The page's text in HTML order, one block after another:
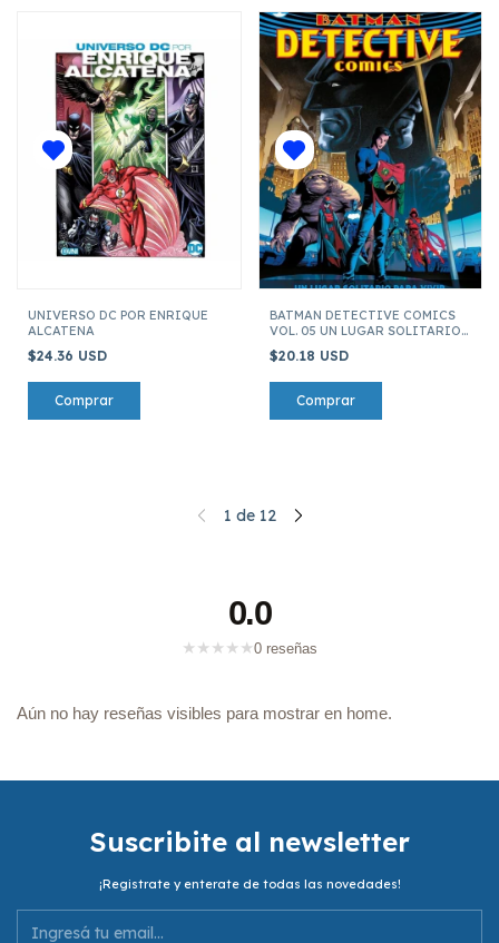
UNIVERSO DC POR ENRIQUE
ALCATENA
$24.36 USD
BATMAN DETECTIVE COMICS
VOL. 05 UN LUGAR SOLITARIO
$20.18 USD
1 de 12
0.0
★ ★ ★ ★ ★0 reseñas
Aún no hay reseñas visibles para mostrar en home.
Suscribite al newsletter
¡Registrate y enterate de todas las novedades!